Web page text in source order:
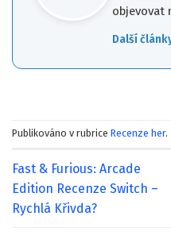
objevovat
Další
Publikováno v rubrice Recenze her.
Fast & Furious: Arcade
Edition Recenze Switch –
Rychlá Křivda?